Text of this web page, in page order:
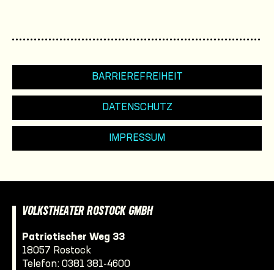
BARRIEREFREIHEIT
DATENSCHUTZ
IMPRESSUM
VOLKSTHEATER ROSTOCK GMBH
Patriotischer Weg 33
18057 Rostock
Telefon: 0381 381-4600